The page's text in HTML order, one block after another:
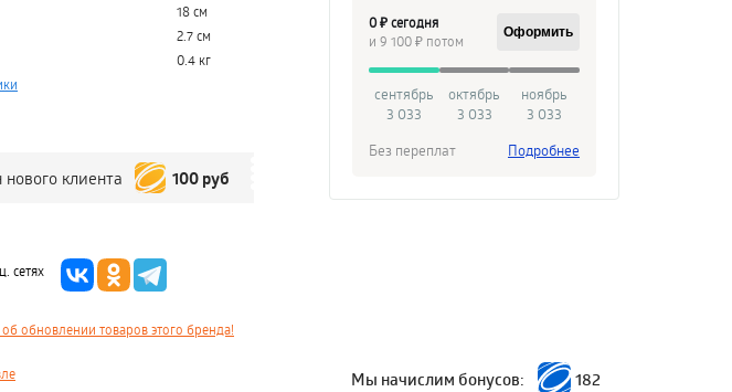
18 см
2.7 см
0.4 кг
нового клиента 100 руб
сетях
обновлении товаров этого бренда!
0 ₽ сегодня
и 9 100 ₽ потом
Оформить
сентябрь
3 033
октябрь
3 033
ноябрь
3 033
Без переплат
Подробнее
Мы начислим бонусов: 182